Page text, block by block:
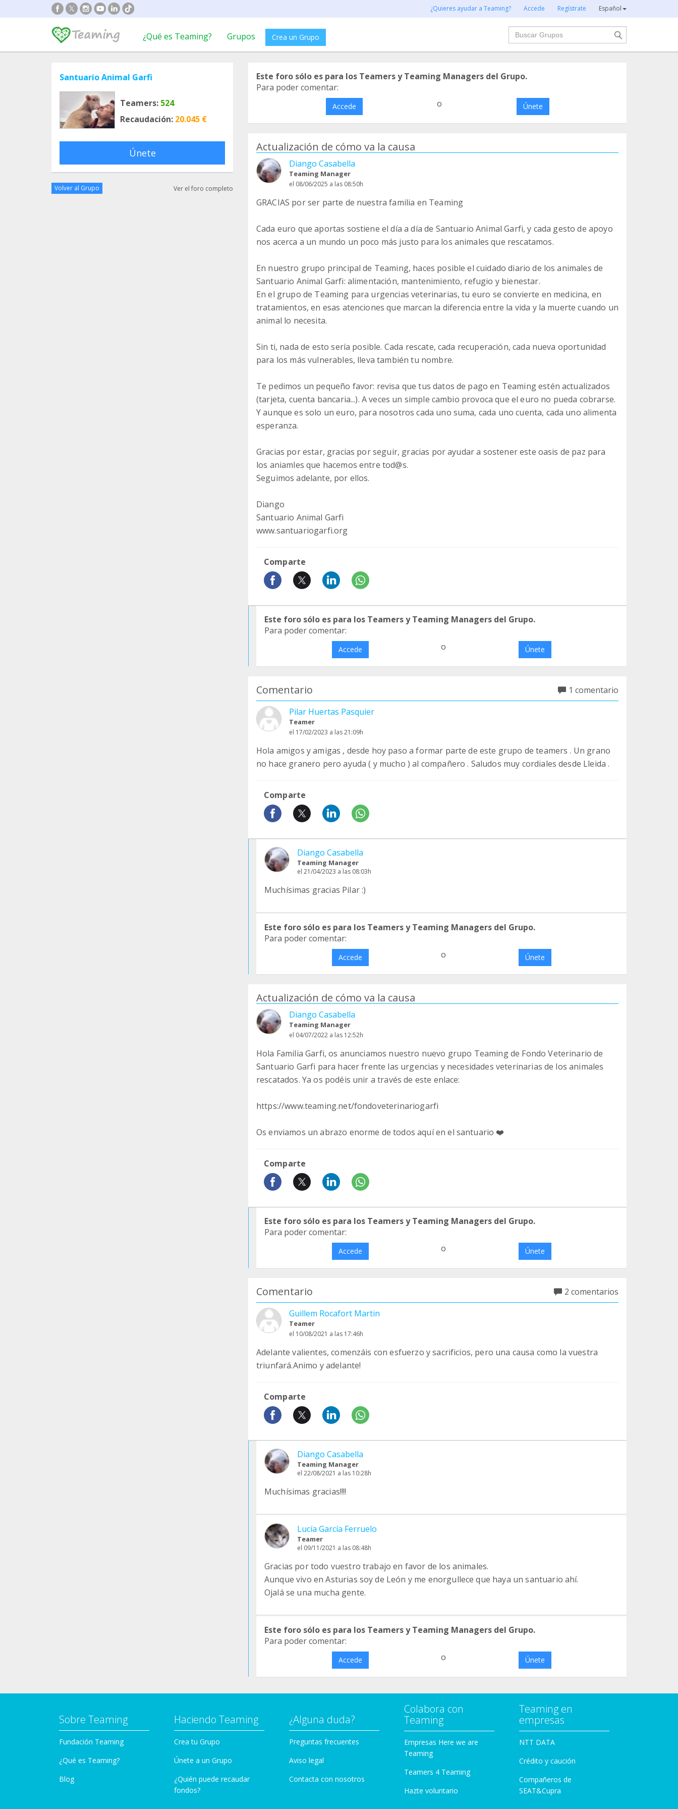
¿Quieres ayudar a Teaming? Accede Regístrate Español
¿Qué es Teaming? Grupos Crea un Grupo
Buscar
Santuario Animal Garfi
Teamers: 524
Recaudación: 20.045 €
Únete
Volver al Grupo Ver el foro completo
Este foro sólo es para los Teamers y Teaming Managers del Grupo.
Para poder comentar:
Accede o Únete
Actualización de cómo va la causa
Diango Casabella
Teaming Manager
el 08/06/2025 a las 08:50h
GRACIAS por ser parte de nuestra familia en Teaming
Cada euro que aportas sostiene el día a día de Santuario Animal Garfi, y cada gesto de apoyo
nos acerca a un mundo un poco más justo para los animales que rescatamos.
En nuestro grupo principal de Teaming, haces posible el cuidado diario de los animales de
Santuario Animal Garfi: alimentación, mantenimiento, refugio y bienestar.
En el grupo de Teaming para urgencias veterinarias, tu euro se convierte en medicina, en
tratamientos, en esas atenciones que marcan la diferencia entre la vida y la muerte cuando un
animal lo necesita.
Sin ti, nada de esto sería posible. Cada rescate, cada recuperación, cada nueva oportunidad
para los más vulnerables, lleva también tu nombre.
Te pedimos un pequeño favor: revisa que tus datos de pago en Teaming estén actualizados
(tarjeta, cuenta bancaria...). A veces un simple cambio provoca que el euro no pueda cobrarse.
Y aunque es solo un euro, para nosotros cada uno suma, cada uno cuenta, cada uno alimenta
esperanza.
Gracias por estar, gracias por seguir, gracias por ayudar a sostener este oasis de paz para
los aniamles que hacemos entre tod@s.
Seguimos adelante, por ellos.
Diango
Santuario Animal Garfi
www.santuariogarfi.org
Comparte
Este foro sólo es para los Teamers y Teaming Managers del Grupo.
Para poder comentar:
Accede o Únete
Comentario
1 comentario
Pilar Huertas Pasquier
Teamer
el 17/02/2023 a las 21:09h
Hola amigos y amigas , desde hoy paso a formar parte de este grupo de teamers . Un grano
no hace granero pero ayuda ( y mucho ) al compañero . Saludos muy cordiales desde Lleida .
Comparte
Diango Casabella
Teaming Manager
el 21/04/2023 a las 08:03h
Muchísimas gracias Pilar :)
Este foro sólo es para los Teamers y Teaming Managers del Grupo.
Para poder comentar:
Accede o Únete
Actualización de cómo va la causa
Diango Casabella
Teaming Manager
el 04/07/2022 a las 12:52h
Hola Familia Garfi, os anunciamos nuestro nuevo grupo Teaming de Fondo Veterinario de
Santuario Garfi para hacer frente las urgencias y necesidades veterinarias de los animales
rescatados. Ya os podéis unir a través de este enlace:
https://www.teaming.net/fondoveterinariogarfi
Os enviamos un abrazo enorme de todos aquí en el santuario ❤️
Comparte
Este foro sólo es para los Teamers y Teaming Managers del Grupo.
Para poder comentar:
Accede o Únete
Comentario
2 comentarios
Guillem Rocafort Martin
Teamer
el 10/08/2021 a las 17:46h
Adelante valientes, comenzáis con esfuerzo y sacrificios, pero una causa como la vuestra
triunfará.Animo y adelante!
Comparte
Diango Casabella
Teaming Manager
el 22/08/2021 a las 10:28h
Muchísimas gracias!!!!
Lucía García Ferruelo
Teamer
el 09/11/2021 a las 08:48h
Gracias por todo vuestro trabajo en favor de los animales.
Aunque vivo en Asturias soy de León y me enorgullece que haya un santuario ahí.
Ojalá se una mucha gente.
Este foro sólo es para los Teamers y Teaming Managers del Grupo.
Para poder comentar:
Accede o Únete
Sobre Teaming
Fundación Teaming
¿Qué es Teaming?
Blog
Haciendo Teaming
Crea tu Grupo
Únete a un Grupo
¿Quién puede recaudar
fondos?
¿Alguna duda?
Preguntas frecuentes
Aviso legal
Contacta con nosotros
Colabora con
Teaming
Empresas Here we are
Teaming
Teamers 4 Teaming
Hazte voluntario
Teaming en
empresas
NTT DATA
Crédito y caución
Compañeros de
SEAT&Cupra